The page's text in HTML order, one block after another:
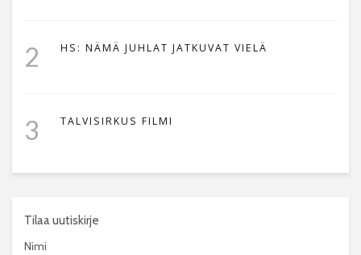
2 HS: NÄMÄ JUHLAT JATKUVAT VIELÄ
3 TALVISIRKUS FILMI
Tilaa uutiskirje
Nimi